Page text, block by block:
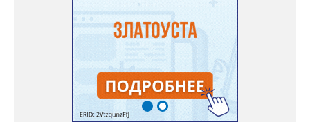
самосевом в ней отлично прорастают. Если иногда срезать
сухие цветы и стряхивать семена вокруг куртины, лаванда
весной прорастет сама. Ещё один секрет – этот символ
Прованса не любит «вкусную» почву. Добавляйте в посадочную
яму гравий и песок – требуется хороший дренаж. В первый год
Екатерина рекомендует цветы убирать, чтобы силы куста
пошли на наращивание корневой системы. А со второго года
пусть лаванда цветёт во всю силу! Фото: Екатерина Бойко,
специально для «Златоуст.инфо». Обсуждение новости здесь
ВКОНТАКТЕ https://vk.com/newszlatoust74